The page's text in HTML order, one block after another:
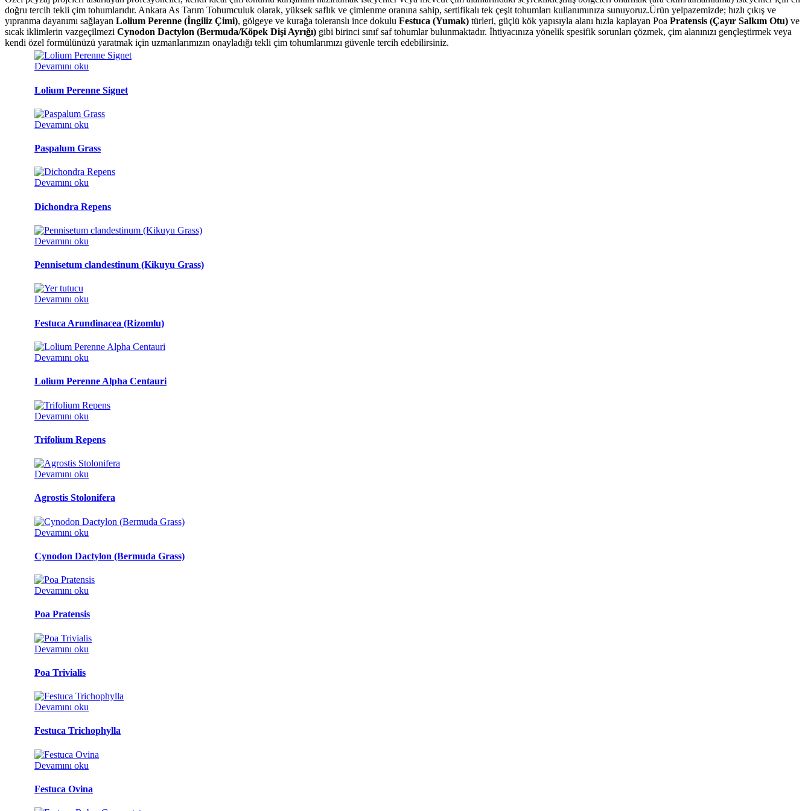
doğru tercih tekli çim tohumlarıdır. Ankara As Tarım Tohumculuk olarak, yüksek saflık ve çimlenme oranına sahip, sertifikalı tek çeşit tohumları kullanımınıza sunuyoruz.Ürün yelpazemizde; hızlı çıkış ve
yıpranma dayanımı sağlayan Lolium Perenne (İngiliz Çimi), gölgeye ve kurağa toleranslı ince dokulu Festuca (Yumak) türleri, güçlü kök yapısıyla alanı hızla kaplayan Poa Pratensis (Çayır Salkım Otu) ve
sıcak iklimlerin vazgeçilmezi Cynodon Dactylon (Bermuda/Köpek Dişi Ayrığı) gibi birinci sınıf saf tohumlar bulunmaktadır. İhtiyacınıza yönelik spesifik sorunları çözmek, çim alanınızı gençleştirmek veya
kendi özel formülünüzü yaratmak için uzmanlarımızın onayladığı tekli çim tohumlarımızı güvenle tercih edebilirsiniz.
Devamını oku
Lolium Perenne Signet
Devamını oku
Paspalum Grass
Devamını oku
Dichondra Repens
Devamını oku
Pennisetum clandestinum (Kikuyu Grass)
Devamını oku
Festuca Arundinacea (Rizomlu)
Devamını oku
Lolium Perenne Alpha Centauri
Devamını oku
Trifolium Repens
Devamını oku
Agrostis Stolonifera
Devamını oku
Cynodon Dactylon (Bermuda Grass)
Devamını oku
Poa Pratensis
Devamını oku
Poa Trivialis
Devamını oku
Festuca Trichophylla
Devamını oku
Festuca Ovina